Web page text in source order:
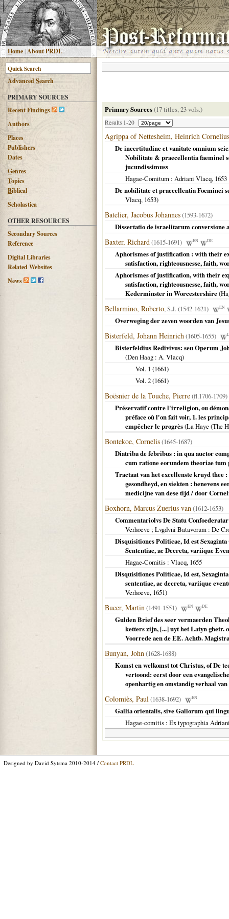
Home|About PRDL
AdvancedSearch
PRIMARY SOURCES
Recent Findings
Authors
Places
Publishers
Dates
Genres
Topics
Biblical
Scholastica
OTHER RESOURCES
Secondary Sources
Reference
Digital Libraries
Related Websites
News
Primary Sources(17 titles, 23 vols.)
Results 1-20
Agrippa of Nettesheim, Heinrich Cornelius
De incertitudine et vanitate omnium
Nobilitate & praecellentia faeminel
jucundissimuss
Hagae-Comitum : Adriani Vlacq, 1653
De nobilitate et praecellentia Foeminei
Vlacq, 1653)
Batelier, Jacobus Johannes(1593-1672)
Dissertatio de israelitarum conversione
Baxter, Richard(1615-1691) EN DE
Aphorismes of justification : with their
satisfaction, righteousnesse, faith,
Aphorismes of justification, with their
satisfaction, righteousnesse, faith,
Kederminster in Worcestershire(
Bellarmino, Roberto, S.J. (1542-1621) EN
Overweging der zeven woorden van
Bisterfeld, Johann Heinrich(1605-1655)
Bisterfeldius Redivivus: seu Operum
(Den Haag : A. Vlacq)
Vol. 1 (1661)
Vol. 2 (1661)
Boësnier de la Touche, Pierre(fl.1706-1709)
Préservatif contre l'irreligion, ou
préface où l'on fait voir, 1. les
empêcher le progrès(La Haye (The
Bontekoe, Cornelis(1645-1687)
Diatriba de febribus : in qua auctor
cum ratione eorundem theoriae tum
Tractaat van het excellenste kruyd thee
gesondheyd, en siekten : benevens
medicijne van dese tijd / door
Boxhorn, Marcus Zuerius van(1612-1653)
Commentariolvs De Statu
Verhoeve ; Lvgdvni Batavorum : De
Disquisitiones Politicae, Id est
Sententiae, ac Decreta, variique
Hagae-Comitis : Vlacq, 1655
Disquisitiones Politicae, Id est,
sententiae, ac decreta, variique
Verhoeve, 1651)
Bucer, Martin(1491-1551) EN DE
Gulden Brief des seer vermaerden
ketters zijn, [...] uyt het Latyn ghetr.
Voorrede aen de EE. Achtb.
Bunyan, John(1628-1688)
Komst en welkomst tot Christus, of De
vertoond: eerst door een
openhartig en omstandig verhaal
Colomiès, Paul(1638-1692) EN
Gallia orientalis, sive Gallorum qui
Hagae-comitis : Ex typographia
Designed by David Sytsma 2010-2014 / Contact PRDL